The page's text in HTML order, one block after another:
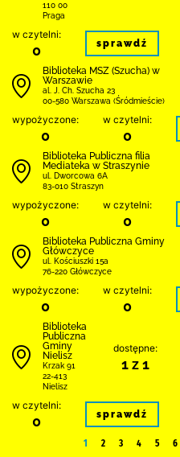
110 00
Praga
w czytelni:
0 sprawdź
Biblioteka MSZ (Szucha) w
Warszawie
al. J. Ch. Szucha 23
00-580 Warszawa (Śródmieście)
wypożyczone:
0
w czytelni:
0
Biblioteka Publiczna filia
Mediateka w Straszynie
ul. Dworcowa 6A
83-010 Straszyn
wypożyczone:
0
w czytelni:
0
Biblioteka Publiczna Gminy
Główczyce
ul. Kościuszki 15a
76-220 Główczyce
wypożyczone:
0
w czytelni:
0
Biblioteka
Publiczna
Gminy
Nielisz
Krzak 91
22-413
Nielisz
dostępne:
1 z 1
w czytelni:
0 sprawdź
1 2 3 4 5 6